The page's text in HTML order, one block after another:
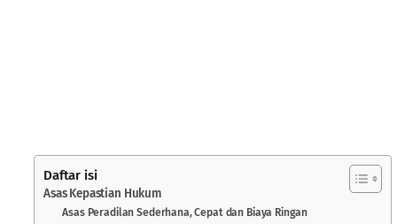
Daftar isi
Asas Kepastian Hukum
Asas Peradilan Sederhana, Cepat dan Biaya Ringan